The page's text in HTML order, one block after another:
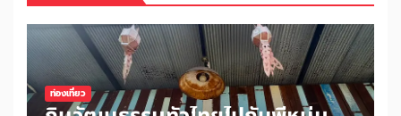
ท่องเที่ยว